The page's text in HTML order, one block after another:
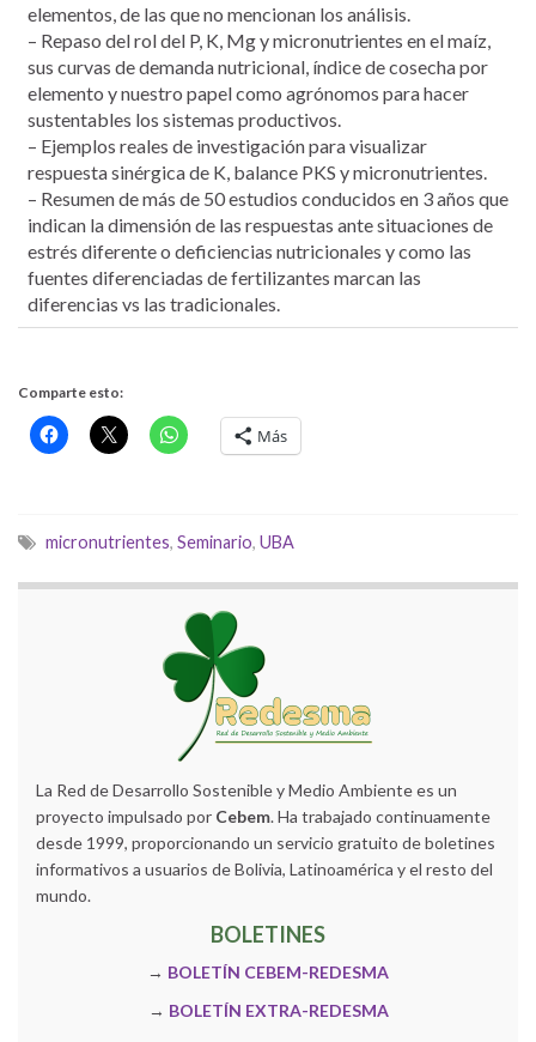
elementos, de las que no mencionan los análisis.
– Repaso del rol del P, K, Mg y micronutrientes en el maíz,
sus curvas de demanda nutricional, índice de cosecha por
elemento y nuestro papel como agrónomos para hacer
sustentables los sistemas productivos.
– Ejemplos reales de investigación para visualizar
respuesta sinérgica de K, balance PKS y micronutrientes.
– Resumen de más de 50 estudios conducidos en 3 años que
indican la dimensión de las respuestas ante situaciones de
estrés diferente o deficiencias nutricionales y como las
fuentes diferenciadas de fertilizantes marcan las
diferencias vs las tradicionales.
Comparte esto:
Más
micronutrientes, Seminario, UBA
La Red de Desarrollo Sostenible y Medio Ambiente es un
proyecto impulsado por Cebem. Ha trabajado continuamente
desde 1999, proporcionando un servicio gratuito de boletines
informativos a usuarios de Bolivia, Latinoamérica y el resto del
mundo.
BOLETINES
→ BOLETÍN CEBEM-REDESMA
→ BOLETÍN EXTRA-REDESMA